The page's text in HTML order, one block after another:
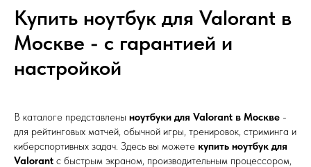
Купить ноутбук для Valorant в
Москве - с гарантией и
настройкой
В каталоге представлены ноутбуки для Valorant в Москве -
для рейтинговых матчей, обычной игры, тренировок, стриминга и
киберспортивных задач. Здесь вы можете купить ноутбук для
Valorant с быстрым экраном, производительным процессором,